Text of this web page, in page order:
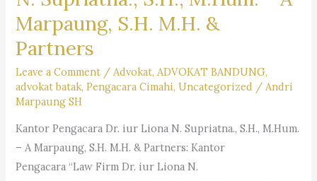
Marpaung, S.H. M.H. &
Partners
Leave a Comment / Advokat, ADVOKAT BANDUNG,
advokat batak,Pengacara Cimahi,Uncategorized / Andri
Marpaung SH
Kantor Pengacara Dr. iur Liona N. Supriatna., S.H., M.Hum.
– A Marpaung, S.H. M.H. & Partners: Kantor
Pengacara “Law Firm Dr. iur Liona N.